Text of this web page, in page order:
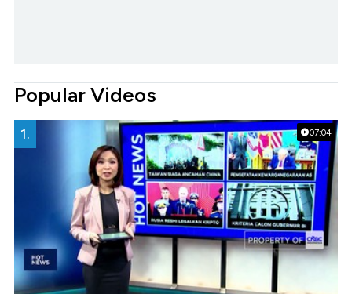
Popular Videos
07:04
1.